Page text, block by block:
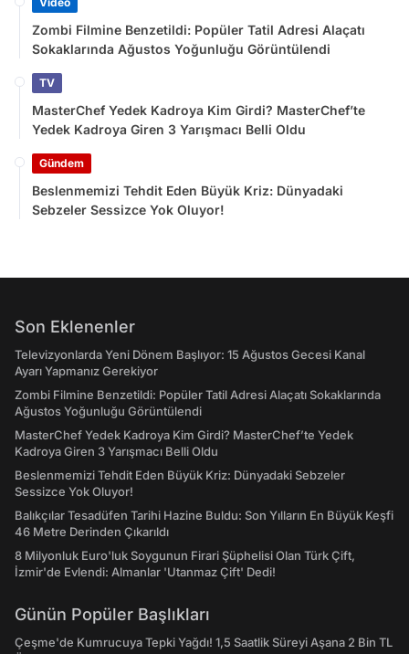
Zombi Filmine Benzetildi: Popüler Tatil Adresi Alaçatı
Sokaklarında Ağustos Yoğunluğu Görüntülendi
TV
MasterChef Yedek Kadroya Kim Girdi? MasterChef’te
Yedek Kadroya Giren 3 Yarışmacı Belli Oldu
Gündem
Beslenmemizi Tehdit Eden Büyük Kriz: Dünyadaki
Sebzeler Sessizce Yok Oluyor!
Son Eklenenler
Televizyonlarda Yeni Dönem Başlıyor: 15 Ağustos Gecesi Kanal
Ayarı Yapmanız Gerekiyor
Zombi Filmine Benzetildi: Popüler Tatil Adresi Alaçatı Sokaklarında
Ağustos Yoğunluğu Görüntülendi
MasterChef Yedek Kadroya Kim Girdi? MasterChef’te Yedek
Kadroya Giren 3 Yarışmacı Belli Oldu
Beslenmemizi Tehdit Eden Büyük Kriz: Dünyadaki Sebzeler
Sessizce Yok Oluyor!
Balıkçılar Tesadüfen Tarihi Hazine Buldu: Son Yılların En Büyük Keşfi
46 Metre Derinden Çıkarıldı
8 Milyonluk Euro'luk Soygunun Firari Şüphelisi Olan Türk Çift,
İzmir'de Evlendi: Almanlar 'Utanmaz Çift' Dedi!
Günün Popüler Başlıkları
Çeşme'de Kumrucuya Tepki Yağdı! 1,5 Saatlik Süreyi Aşana 2 Bin TL